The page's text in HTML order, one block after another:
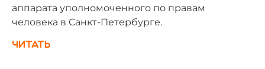
аппарата уполномоченного по правам
человека в Санкт-Петербурге.
Читать